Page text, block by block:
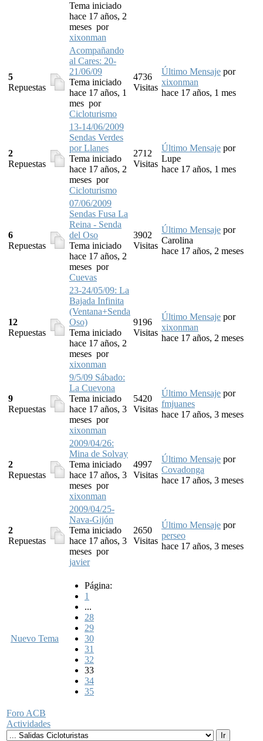
Tema iniciado
hace 17 años, 2
meses por
xixonman
5
Repuestas
Acompañando
al Cares: 20-
21/06/09
Tema iniciado
hace 17 años, 1
mes por
Cicloturismo
4736
Visitas
Último Mensaje por
xixonman
hace 17 años, 1 mes
2
Repuestas
13-14/06/2009
Sendas Verdes
por Llanes
Tema iniciado
hace 17 años, 2
meses por
Cicloturismo
2712
Visitas
Último Mensaje por
Lupe
hace 17 años, 1 mes
6
Repuestas
07/06/2009
Sendas Fusa La
Reina - Senda
del Oso
Tema iniciado
hace 17 años, 2
meses por
Cuevas
3902
Visitas
Último Mensaje por
Carolina
hace 17 años, 2 meses
12
Repuestas
23-24/05/09: La
Bajada Infinita
(Ventana+Senda
Oso)
Tema iniciado
hace 17 años, 2
meses por
xixonman
9196
Visitas
Último Mensaje por
xixonman
hace 17 años, 2 meses
9
Repuestas
9/5/09 Sábado:
La Cuevona
Tema iniciado
hace 17 años, 3
meses por
xixonman
5420
Visitas
Último Mensaje por
fmjuanes
hace 17 años, 3 meses
2
Repuestas
2009/04/26:
Mina de Solvay
Tema iniciado
hace 17 años, 3
meses por
xixonman
4997
Visitas
Último Mensaje por
Covadonga
hace 17 años, 3 meses
2
Repuestas
2009/04/25-
Nava-Gijón
Tema iniciado
hace 17 años, 3
meses por
javier
2650
Visitas
Último Mensaje por
perseo
hace 17 años, 3 meses
Nuevo Tema
Página:
1
...
28
29
30
31
32
33
34
35
Foro ACB
Actividades